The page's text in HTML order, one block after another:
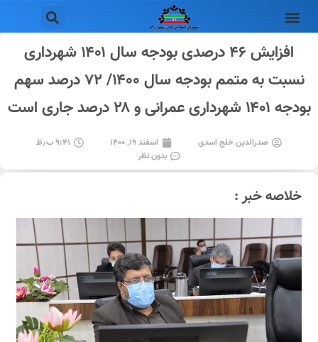
افزایش ۴۶ درصدی بودجه سال ۱۴۰۱ شهرداری
نسبت به متمم بودجه سال ۱۴۰۰/ ۷۲ درصد سهم
بودجه ۱۴۰۱ شهرداری عمرانی و ۲۸ درصد جاری است
صدرالدین خلج اسدی اسفند ۱۹, ۱۴۰۰
۹:۴۱ ب٫ظ
بدون نظر
خلاصه خبر :